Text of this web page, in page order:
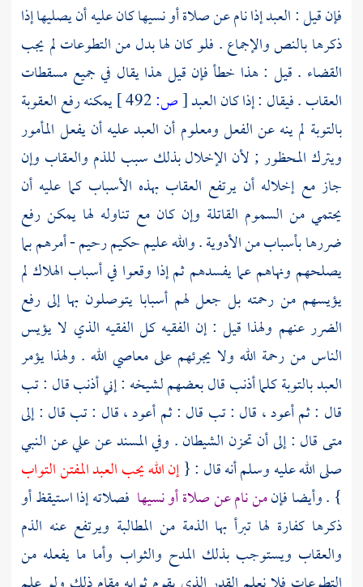
فإن قيل : العبد إذا نام عن صلاة أو نسيها كان عليه أن يصليها إذا
ذكرها بالنص والإجماع . فلو كان لها بدل من التطوعات لم يجب
القضاء . قيل : هذا خطأ فإن قيل هذا يقال في جميع مسقطات
العقاب . فيقال : إذا كان العبد[ص:
يمكنه رفع العقوبة
بالتوبة لم ينه عن الفعل ومعلوم أن العبد عليه أن يفعل المأمور
ويترك المحظور ; لأن الإخلال بذلك سبب للذم والعقاب وإن
جاز مع إخلاله أن يرتفع العقاب بهذه الأسباب كما عليه أن
يحتمي من السموم القاتلة وإن كان مع تناوله لها يمكن رفع
ضررها بأسباب من الأدوية . والله عليم حكيم رحيم - أمرهم بما
يصلحهم ونهاهم عما يفسدهم ثم إذا وقعوا في أسباب الهلاك لم
يؤيسهم من رحمته بل جعل لهم أسبابا يتوصلون بها إلى رفع
الضرر عنهم ولهذا قيل : إن الفقيه كل الفقيه الذي لا يؤيس
الناس من رحمة الله ولا يجرئهم على معاصي الله . ولهذا يؤمر
العبد بالتوبة كلما أذنب قال بعضهم لشيخه : إني أذنب قال : تب
قال : ثم أعود ، قال : تب قال : ثم أعود ، قال : تب قال : إلى
متى قال : إلى أن تحزن الشيطان . وفي المسند عنعليعن النبي
صلى الله عليه وسلم أنه قال : {إن الله يحب العبد المفتن التواب
} . وأيضا فإنمن نام عن صلاة أو نسيها فصلاته إذا استيقظ أو
ذكرها كفارة لها تبرأ بها الذمة من المطالبة ويرتفع عنه الذم
والعقاب ويستوجب بذلك المدح والثواب وأما ما يفعله من